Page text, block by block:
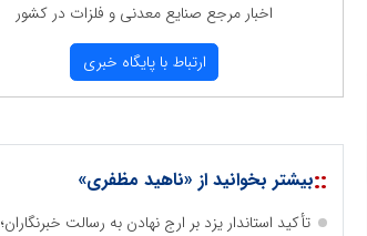
اخبار مرجع صنایع معدنی و فلزات در كشور
ارتباط با پایگاه خبری
::بیشتر بخوانید از «ناهید مظفری»
تأکید استاندار یزد بر ارج نهادن به رسالت خبرنگاران؛